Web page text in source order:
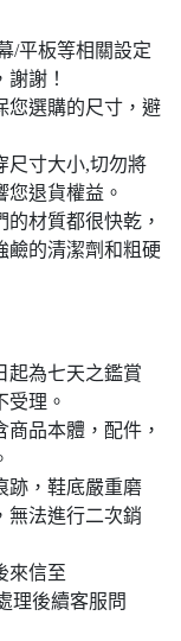
/平板等相關設定
謝！
您選購的尺寸，避
尺寸大小,切勿將
退貨權益。
材質都很快乾，
鹼的清潔劑和粗硬
起為七天之鑑賞
受理。
品本體，配件，
跡，鞋底嚴重磨
無法進行二次銷
來信至
理後續客服問